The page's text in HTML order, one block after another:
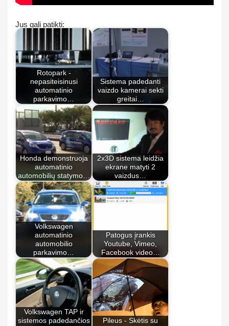
Jus gali patikti:
Rotopark -
nepasiteisinusi
automatinio
parkavimo…
Sistema padedanti
vaizdo kamerai sekti
greitai…
Honda demonstruoja
automatinio
automobilių statymo…
2x3D sistema leidžia
ekrane matyti 2
vaizdus…
Volkswagen
automatinio
automobilio
parkavimo…
Patogus įrankis
Youtube, Vimeo,
Facebook video…
Volkswagen TAP ir
sistemos padedančios
Pileus - Skėtis su